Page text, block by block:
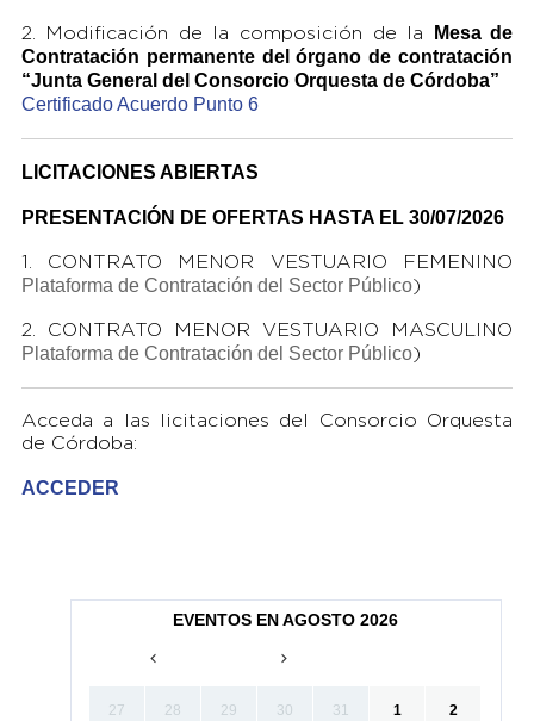
2. Modificación de la composición de la
Mesa de
Contratación permanente del órganode contratación
“Junta General del Consorcio Orquesta de Córdoba”
Certificado Acuerdo Punto 6
LICITACIONES ABIERTAS
PRESENTACIÓN DE OFERTAS HASTA EL 30/07/2026
1. CONTRATO MENOR VESTUARIO FEMENINO
Plataforma de Contratación del Sector Público)
2. CONTRATO MENOR VESTUARIO MASCULINO
Plataforma de Contratación del Sector Público)
Acceda a las licitaciones del Consorcio Orquesta
de Córdoba:
ACCEDER
EVENTOS EN AGOSTO 2026
27 28 29 30 31 1 2